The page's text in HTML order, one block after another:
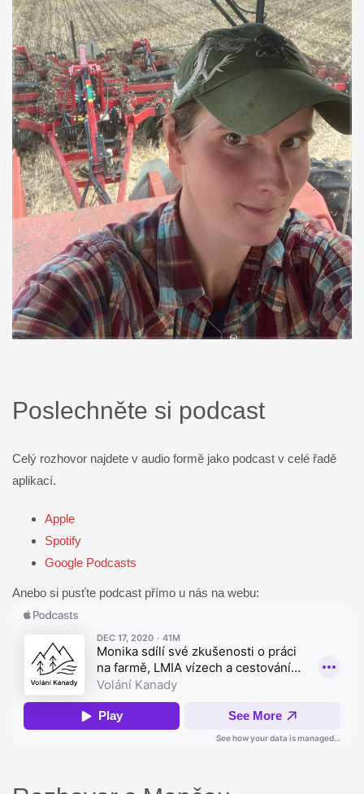
Poslechněte si podcast
Celý rozhovor najdete v audio formě jako podcast v celé řadě
aplikací.
Apple
Spotify
Google Podcasts
Anebo si pusťte podcast přímo u nás na webu: